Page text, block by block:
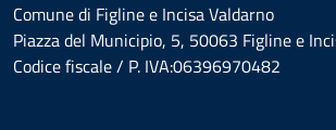
Comune di Figline e Incisa Valdarno
Piazza del Municipio, 5, 50063 Figline e
Codice fiscale / P. IVA:06396970482